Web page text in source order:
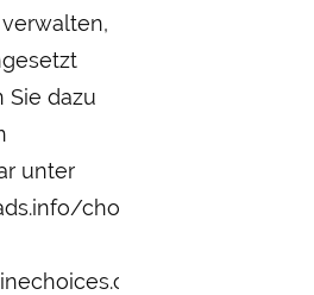
Sie dazu
unter
choices/
uk/your-